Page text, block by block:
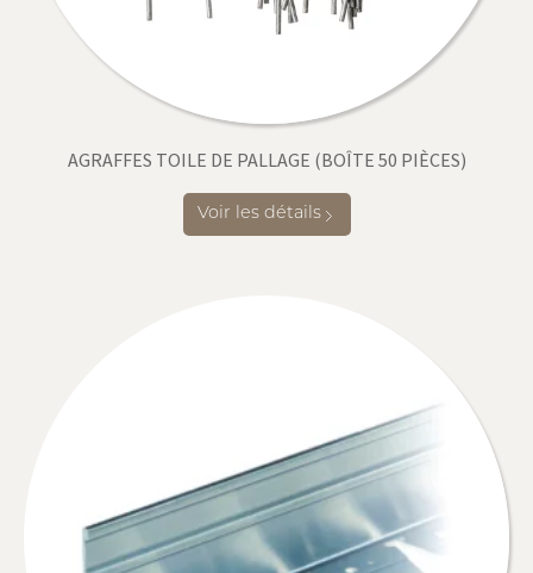
AGRAFFES TOILE DE PALLAGE (BOÎTE 50 PIÈCES)
Voir les détails